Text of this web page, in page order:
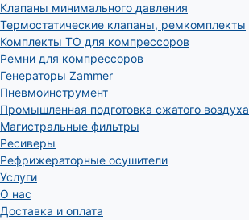
Клапаны минимального давления
Термостатические клапаны, ремкомплекты
Комплекты ТО для компрессоров
Ремни для компрессоров
Генераторы Zammer
Пневмоинструмент
Промышленная подготовка сжатого воздуха
Магистральные фильтры
Ресиверы
Рефрижераторные осушители
Услуги
О нас
Доставка и оплата